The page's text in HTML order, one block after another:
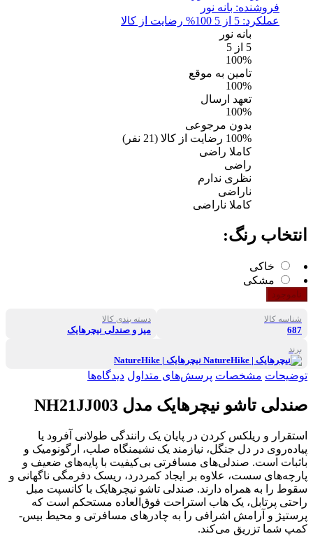
فروشنده: بانه نور
عملکرد: 5 از 5
100% رضایت از کالا
بانه نور
5 از 5
100%
تامین به موقع
100%
تعهد ارسال
100%
بدون مرجوعی
100% رضایت از کالا (
21 نفر)
کاملا راضی
راضی
نظری ندارم
ناراضی
کاملا ناراضی
انتخاب رنگ:
خاکی
مشکی
ناموجود
شناسه کالا
687
دسته بندی کالا
میز و صندلی نیچرهایک
برند
نیچرهایک | NatureHike
توضیحات مشخصات پرسش‌های متداول دیدگاه‌ها
صندلی تاشو نیچرهایک مدل NH21JJ003
استقرار و ریلکس کردن در پایان یک رانندگی طولانی آفرود یا
پیاده‌روی در دل جنگل، نیازمند یک نشیمنگاه صلب، ارگونومیک و
باثبات است. صندلی‌های مسافرتی بی‌کیفیت با پایه‌های ضعیف و
پارچه‌های سست، علاوه بر ایجاد کمردرد، ریسک دفرمگی ناگهانی و
سقوط را به همراه دارند. صندلی تاشو نیچرهایک با کانسپت مبل
راحتی پرتابل، یک هاب استراحت فوق‌العاده مستحکم است که
پرستیژ و آرامش اشرافی را به چادرهای مسافرتی و محیط بیس-
کمپ شما تزریق می‌کند.